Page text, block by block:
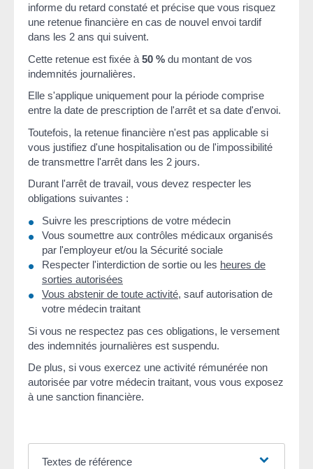
informe du retard constaté et précise que vous risquez
une retenue financière en cas de nouvel envoi tardif
dans les 2 ans qui suivent.
Cette retenue est fixée à 50 % du montant de vos
indemnités journalières.
Elle s'applique uniquement pour la période comprise
entre la date de prescription de l'arrêt et sa date d'envoi.
Toutefois, la retenue financière n'est pas applicable si
vous justifiez d'une hospitalisation ou de l'impossibilité
de transmettre l'arrêt dans les 2 jours.
Durant l'arrêt de travail, vous devez respecter les
obligations suivantes :
Suivre les prescriptions de votre médecin
Vous soumettre aux contrôles médicaux organisés
par l'employeur et/ou la Sécurité sociale
Respecter l'interdiction de sortie ou les heures de
sorties autorisées
Vous abstenir de toute activité, sauf autorisation de
votre médecin traitant
Si vous ne respectez pas ces obligations, le versement
des indemnités journalières est suspendu.
De plus, si vous exercez une activité rémunérée non
autorisée par votre médecin traitant, vous vous exposez
à une sanction financière.
Textes de référence